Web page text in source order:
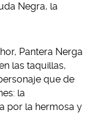
Negra, la
Pantera Nerga
las taquillas,
que de
la
por la hermosa y